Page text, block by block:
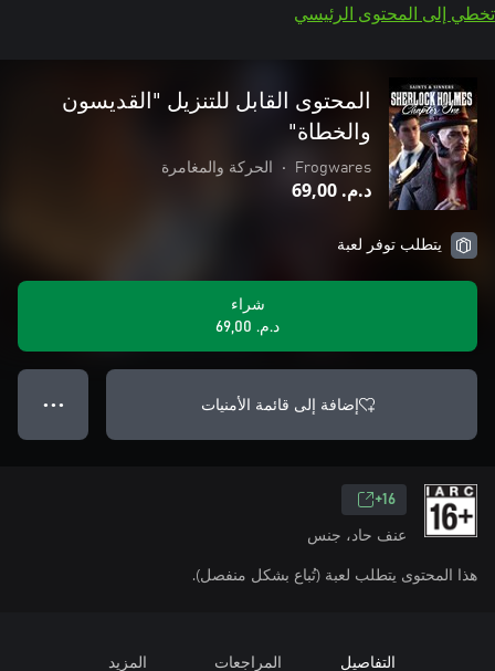
تخطي إلى المحتوى الرئيسي
المحتوى القابل للتنزيل "القديسون
والخطاة"
Frogwares
• الحركة والمغامرة
د.م.‏ 69,00
يتطلب توفر لعبة
شراء
د.م.‏ 69,00
إضافة إلى قائمة الأمنيات ● ● ●
16+
عنف حاد، جنس
هذا المحتوى يتطلب لعبة (تُباع بشكل منفصل).
التفاصيل المراجعات المزيد